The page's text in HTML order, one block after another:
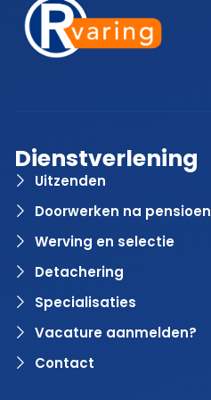
Dienstverlening
Uitzenden
Doorwerken na pensioen
Werving en selectie
Detachering
Specialisaties
Vacature aanmelden?
Contact